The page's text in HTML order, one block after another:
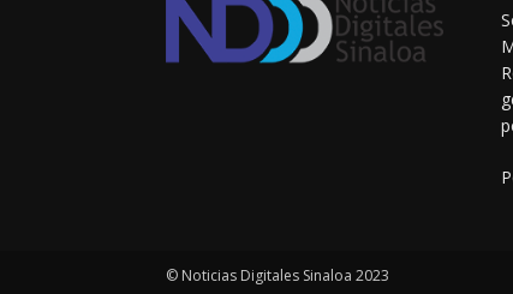
© Noticias Digitales Sinaloa 2023